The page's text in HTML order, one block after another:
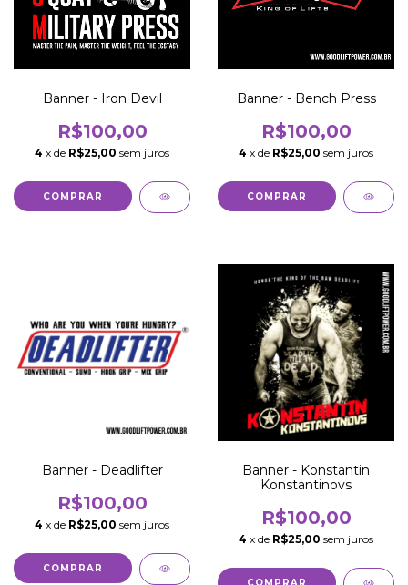
Banner - Iron Devil
R$100,00
4 x de R$25,00 sem juros
Banner - Bench Press
R$100,00
4 x de R$25,00 sem juros
Banner - Deadlifter
R$100,00
4 x de R$25,00 sem juros
Banner - Konstantin
Konstantinovs
R$100,00
4 x de R$25,00 sem juros